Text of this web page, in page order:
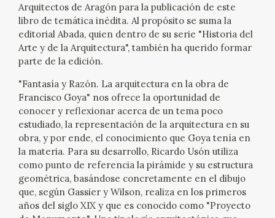
ACTUALIDAD
SALA DE PRENSA
BLOG CUADERNO ITALIANO
FRANCISCO DE GOYA
BIOGRAFÍA
CRONOLOGÍA
EL VIAJE DE GOYA
Arquitectos de Aragón para la publicación de este
libro de temática inédita. Al propósito se suma la
editorial Abada, quien dentro de su serie "Historia del
Arte y de la Arquitectura", también ha querido formar
parte de la edición.
"Fantasía y Razón. La arquitectura en la obra de
Francisco Goya" nos ofrece la oportunidad de
conocer y reflexionar acerca de un tema poco
estudiado, la representación de la arquitectura en su
obra, y por ende, el conocimiento que Goya tenía en
la materia. Para su desarrollo, Ricardo Usón utiliza
como punto de referencia la pirámide y su estructura
geométrica, basándose concretamente en el dibujo
que, según Gassier y Wilson, realiza en los primeros
años del siglo XIX y que es conocido como "Proyecto